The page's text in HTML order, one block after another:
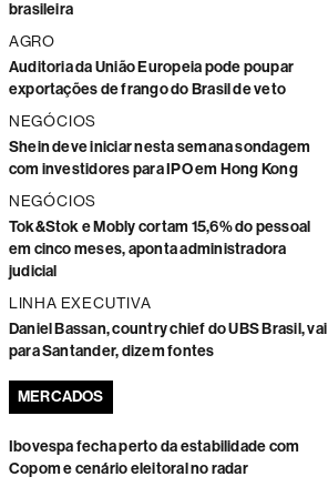
brasileira
AGRO
Auditoria da União Europeia pode poupar
exportações de frango do Brasil de veto
NEGÓCIOS
Shein deve iniciar nesta semana sondagem
com investidores para IPO em Hong Kong
NEGÓCIOS
Tok&Stok e Mobly cortam 15,6% do pessoal
em cinco meses, aponta administradora
judicial
LINHA EXECUTIVA
Daniel Bassan, country chief do UBS Brasil, vai
para Santander, dizem fontes
MERCADOS
Ibovespa fecha perto da estabilidade com
Copom e cenário eleitoral no radar